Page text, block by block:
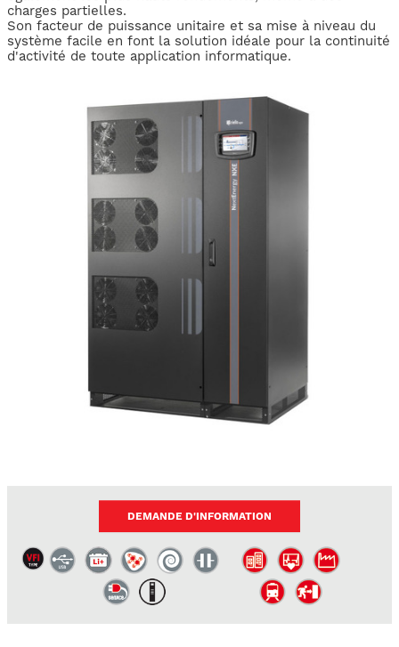
charges partielles.
Son facteur de puissance unitaire et sa mise à niveau du
système facile en font la solution idéale pour la continuité
d'activité de toute application informatique.
DEMANDE D'INFORMATION